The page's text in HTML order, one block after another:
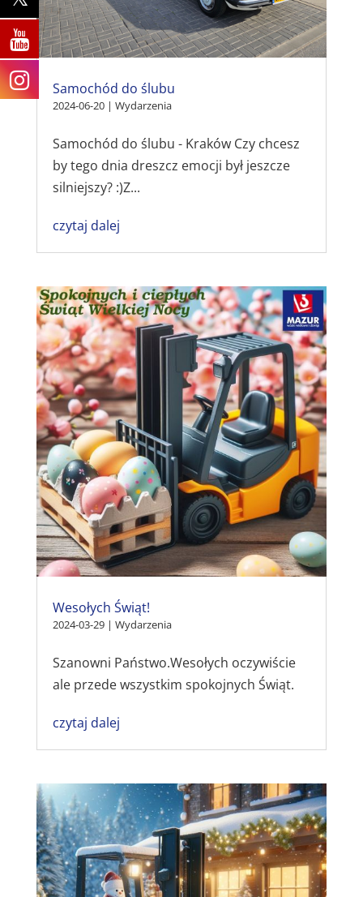
Samochód do ślubu
2024-06-20| Wydarzenia
Samochód do ślubu - Kraków Czy chcesz
by tego dnia dreszcz emocji był jeszcze
silniejszy? :)Z...
czytaj dalej
Wesołych Świąt!
2024-03-29| Wydarzenia
Szanowni Państwo.Wesołych oczywiście
ale przede wszystkim spokojnych Świąt.
czytaj dalej